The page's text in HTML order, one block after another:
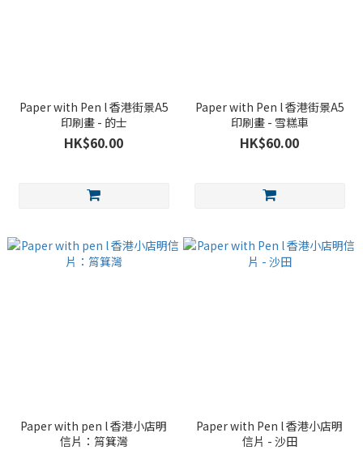
Paper with Pen l 香港街景A5
印刷畫 - 的士
HK$60.00
Paper with Pen l 香港街景A5
印刷畫 - 雪糕車
HK$60.00
Paper with pen l 香港小店明
信片：筲箕灣
Paper with Pen l 香港小店明
信片 - 沙田